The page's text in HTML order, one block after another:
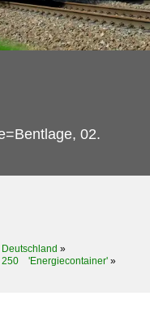
02.
Deutschland »
'Energiecontainer' »